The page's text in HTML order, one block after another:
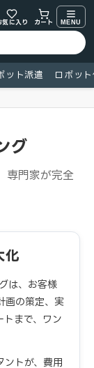
気に入り カート MENU
ット派遣 ロボッ
グ
専門家が完全
化
は、お客様
画の策定、実
トまで、ワン
ントが、費用